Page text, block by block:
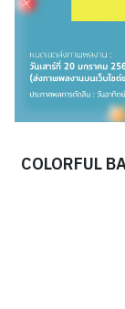
COLORFUL